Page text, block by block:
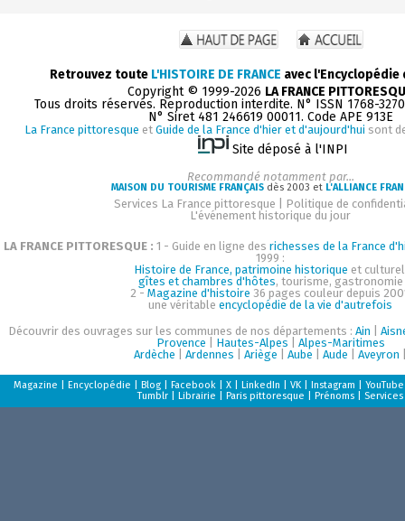
Retrouvez toute L'HISTOIRE DE FRANCE avec
Copyright © 1999-2026 LA FRANCE
Tous droits réservés. Reproduction interdite. N° ISSN 1768-
N° Siret 481 246619 00011. Code APE 913E
La France pittoresque et Guide de la France d'hier et d'aujourd'hui sont
Site déposé à l'INPI
Recommandé notamment par...
MAISON DU TOURISME FRANÇAIS dès 2003 et L'ALLIANCE
Services La France pittoresque
Politique de
L'événement historique du jour
LA FRANCE PITTORESQUE : 1 - Guide en ligne des richesses de la France
1999 :
Histoire de France, patrimoine historique et
gîtes et chambres d'hôtes, tourisme, gastronomie
2 - Magazine d'histoire 36 pages couleur depuis
une véritableencyclopédie de la vie d'autrefois
Découvrir des ouvrages sur les communes de nos départements :Ain |
Provence
Hautes-Alpes
Alpes-Maritimes
Ardèche |Ardennes |Ariège |Aube |Aude |Aveyron
Magazine |Encyclopédie |Blog |Facebook |X |LinkedIn |VK |Instagram |YouTube
Tumblr |Librairie |Paris pittoresque |Prénoms Services